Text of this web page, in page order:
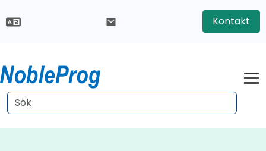
Kontakt